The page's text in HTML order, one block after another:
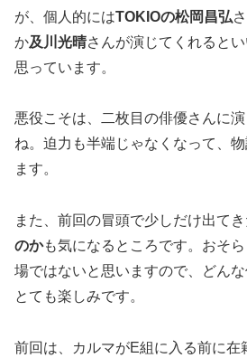
が、個人的にはTOKIOの松岡昌弘
か及川光晴さんが演じてくれると
思っています。
悪役こそは、二枚目の俳優さんに
ね。迫力も半端じゃなくなって、
ます。
また、前回の冒頭で少しだけ出てき
のかも気になるところです。おそ
場ではないと思いますので、どん
とても楽しみです。
前回は、カルマがE組に入る前に在